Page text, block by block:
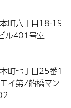
町六丁目18-19第
ル401号室
町七丁目25番15
イ第7船橋マンシ